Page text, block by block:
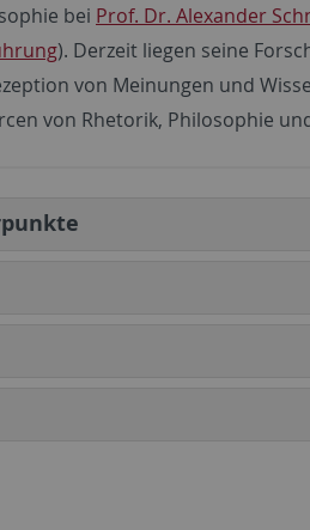
bei Prof. Dr. Alexander
). Derzeit liegen seine
von Meinungen und
von Rhetorik, Philosophie